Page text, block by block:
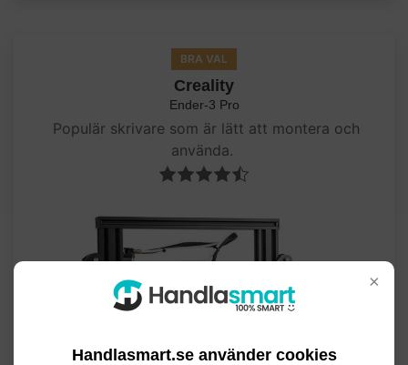
×
Handlasmart.se använder cookies
BRA VAL
Creality
Ender-3 Pro
Populär skrivare som är lätt att montera och
använda.